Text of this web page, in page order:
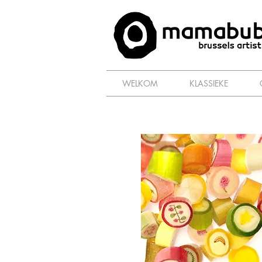
WELKOM KLASSIEKE